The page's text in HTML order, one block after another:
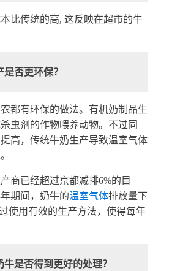
比传统的高, 这反映在超市的牛
否更环保？
都有环保的做法。有机奶制品生
虫剂的作物喂养动物。不过同
高，传统牛奶生产导致温室气体
商已经超过京都减排6%的目
期间，奶牛的温室气体排放量下
使用有效的生产方法，使得每年
是否得到更好的处理？